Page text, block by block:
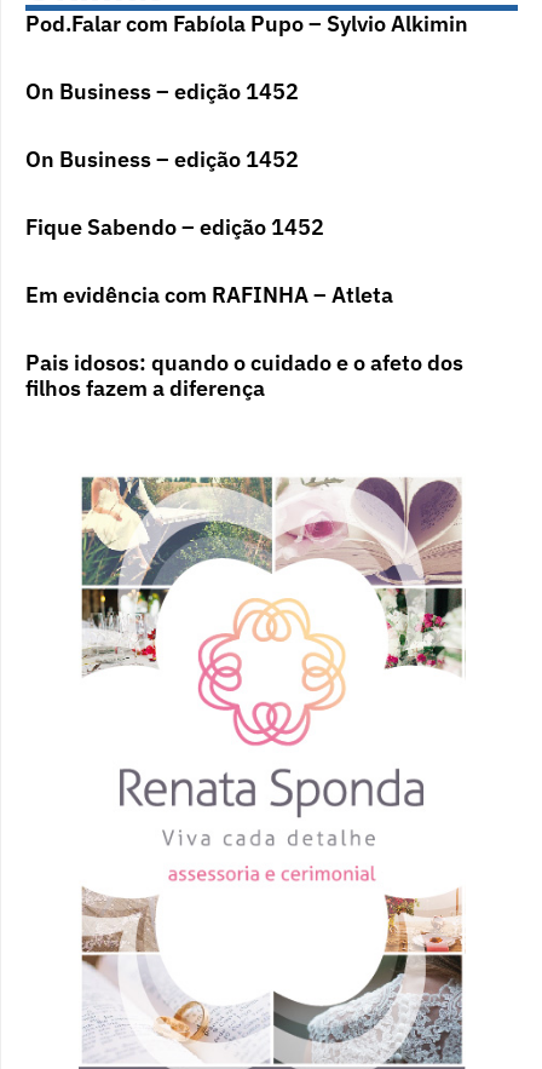
Pod.Falar com Fabíola Pupo – Sylvio Alkimin
On Business – edição 1452
On Business – edição 1452
Fique Sabendo – edição 1452
Em evidência com RAFINHA – Atleta
Pais idosos: quando o cuidado e o afeto dos
filhos fazem a diferença